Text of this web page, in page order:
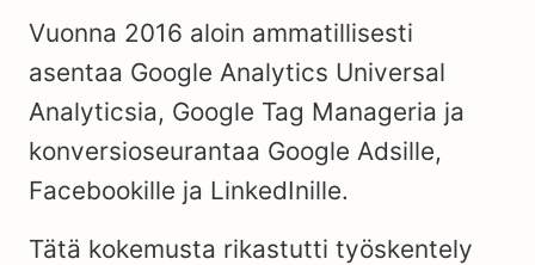
Vuonna 2016 aloin ammatillisesti
asentaa Google Analytics Universal
Analyticsia, Google Tag Manageria ja
konversioseurantaa Google Adsille,
Facebookille ja LinkedInille.
Tätä kokemusta rikastutti työskentely